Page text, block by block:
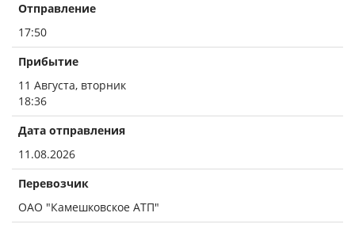
Отправление
17:50
Прибытие
11 Августа, вторник
18:36
Дата отправления
11.08.2026
Перевозчик
ОАО "Камешковское АТП"